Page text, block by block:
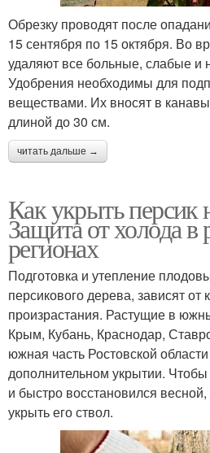
Обрезку проводят после
15 сентября по 15 октября. Во
удаляют все больные, слабые и
Удобрения необходимы для
веществами. Их вносят в
длиной до 30 см.
читать дальше →
Как укрыть персик
Защита от холода в
регионах
Подготовка и утепление
персикового дерева, зависят от
произрастания. Растущие в
Крым, Кубань, Краснодар,
южная часть Ростовской
дополнительном укрытии.
и быстро восстановился весной,
укрыть его ствол.